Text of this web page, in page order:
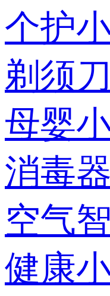
个护
剃须刀
母婴
消毒器
空气
健康